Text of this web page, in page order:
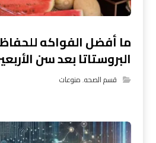
ما أفضل الفواكه
البروستاتا بعد سن
قسم الصحه,منوعات